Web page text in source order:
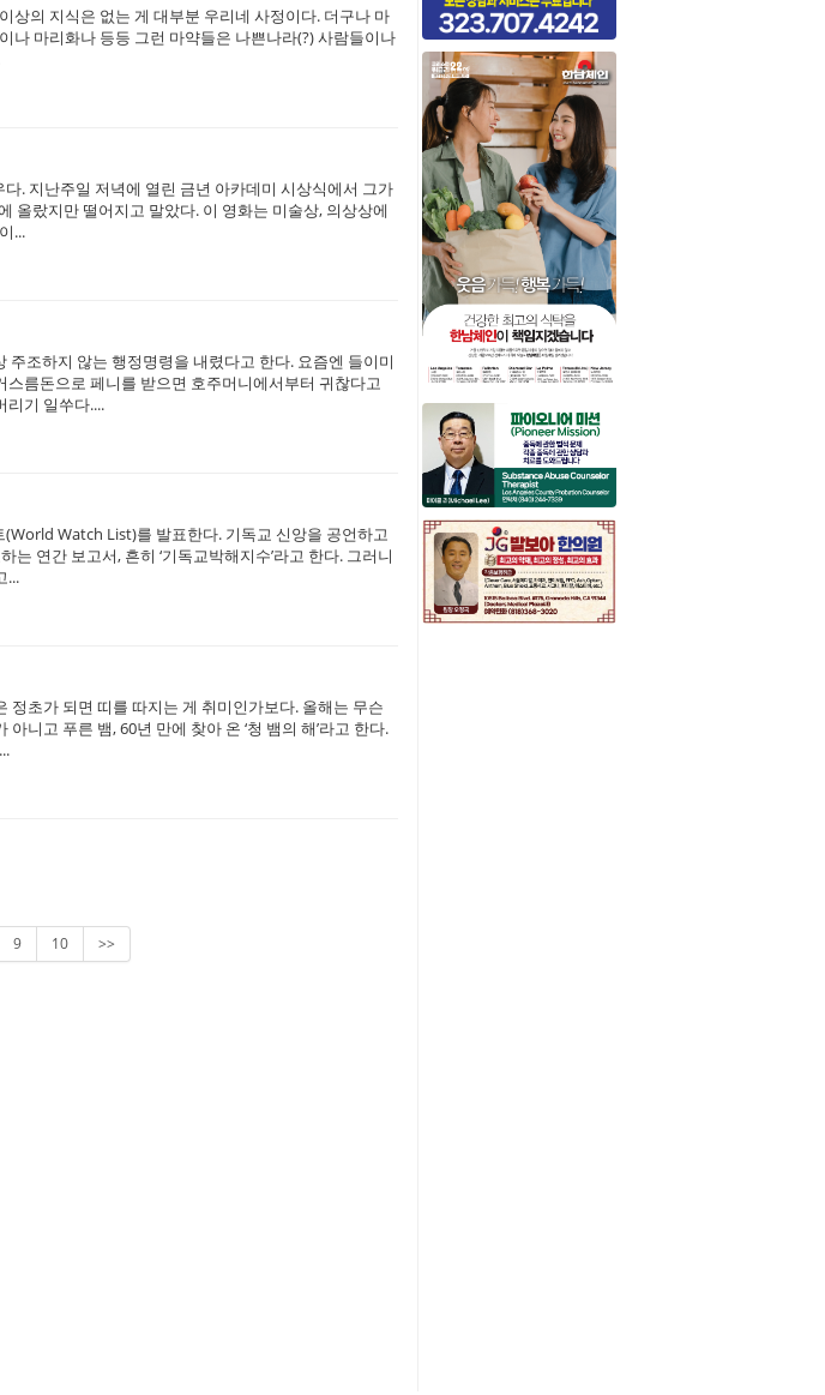
상의 지식은 없는 게 대부분 우리네 사정이다. 더구나 마
나 마리화나 등등 그런 마약들은 나쁜나라(?) 사람들이나
. 지난주일 저녁에 열린 금년 아카데미 시상식에서 그가
올랐지만 떨어지고 말았다. 이 영화는 미술상, 의상상에
...
주조하지 않는 행정명령을 내렸다고 한다. 요즘엔 들이미
름돈으로 페니를 받으면 호주머니에서부터 귀찮다고
리기 일쑤다....
Watch List)를 발표한다. 기독교 신앙을 공언하고
연간 보고서, 흔히 ‘기독교박해지수’라고 한다. 그러니
...
초가 되면 띠를 따지는 게 취미인가보다. 올해는 무슨
니고 푸른 뱀, 60년 만에 찾아 온 ‘청 뱀의 해’라고 한다.
9 10 >>